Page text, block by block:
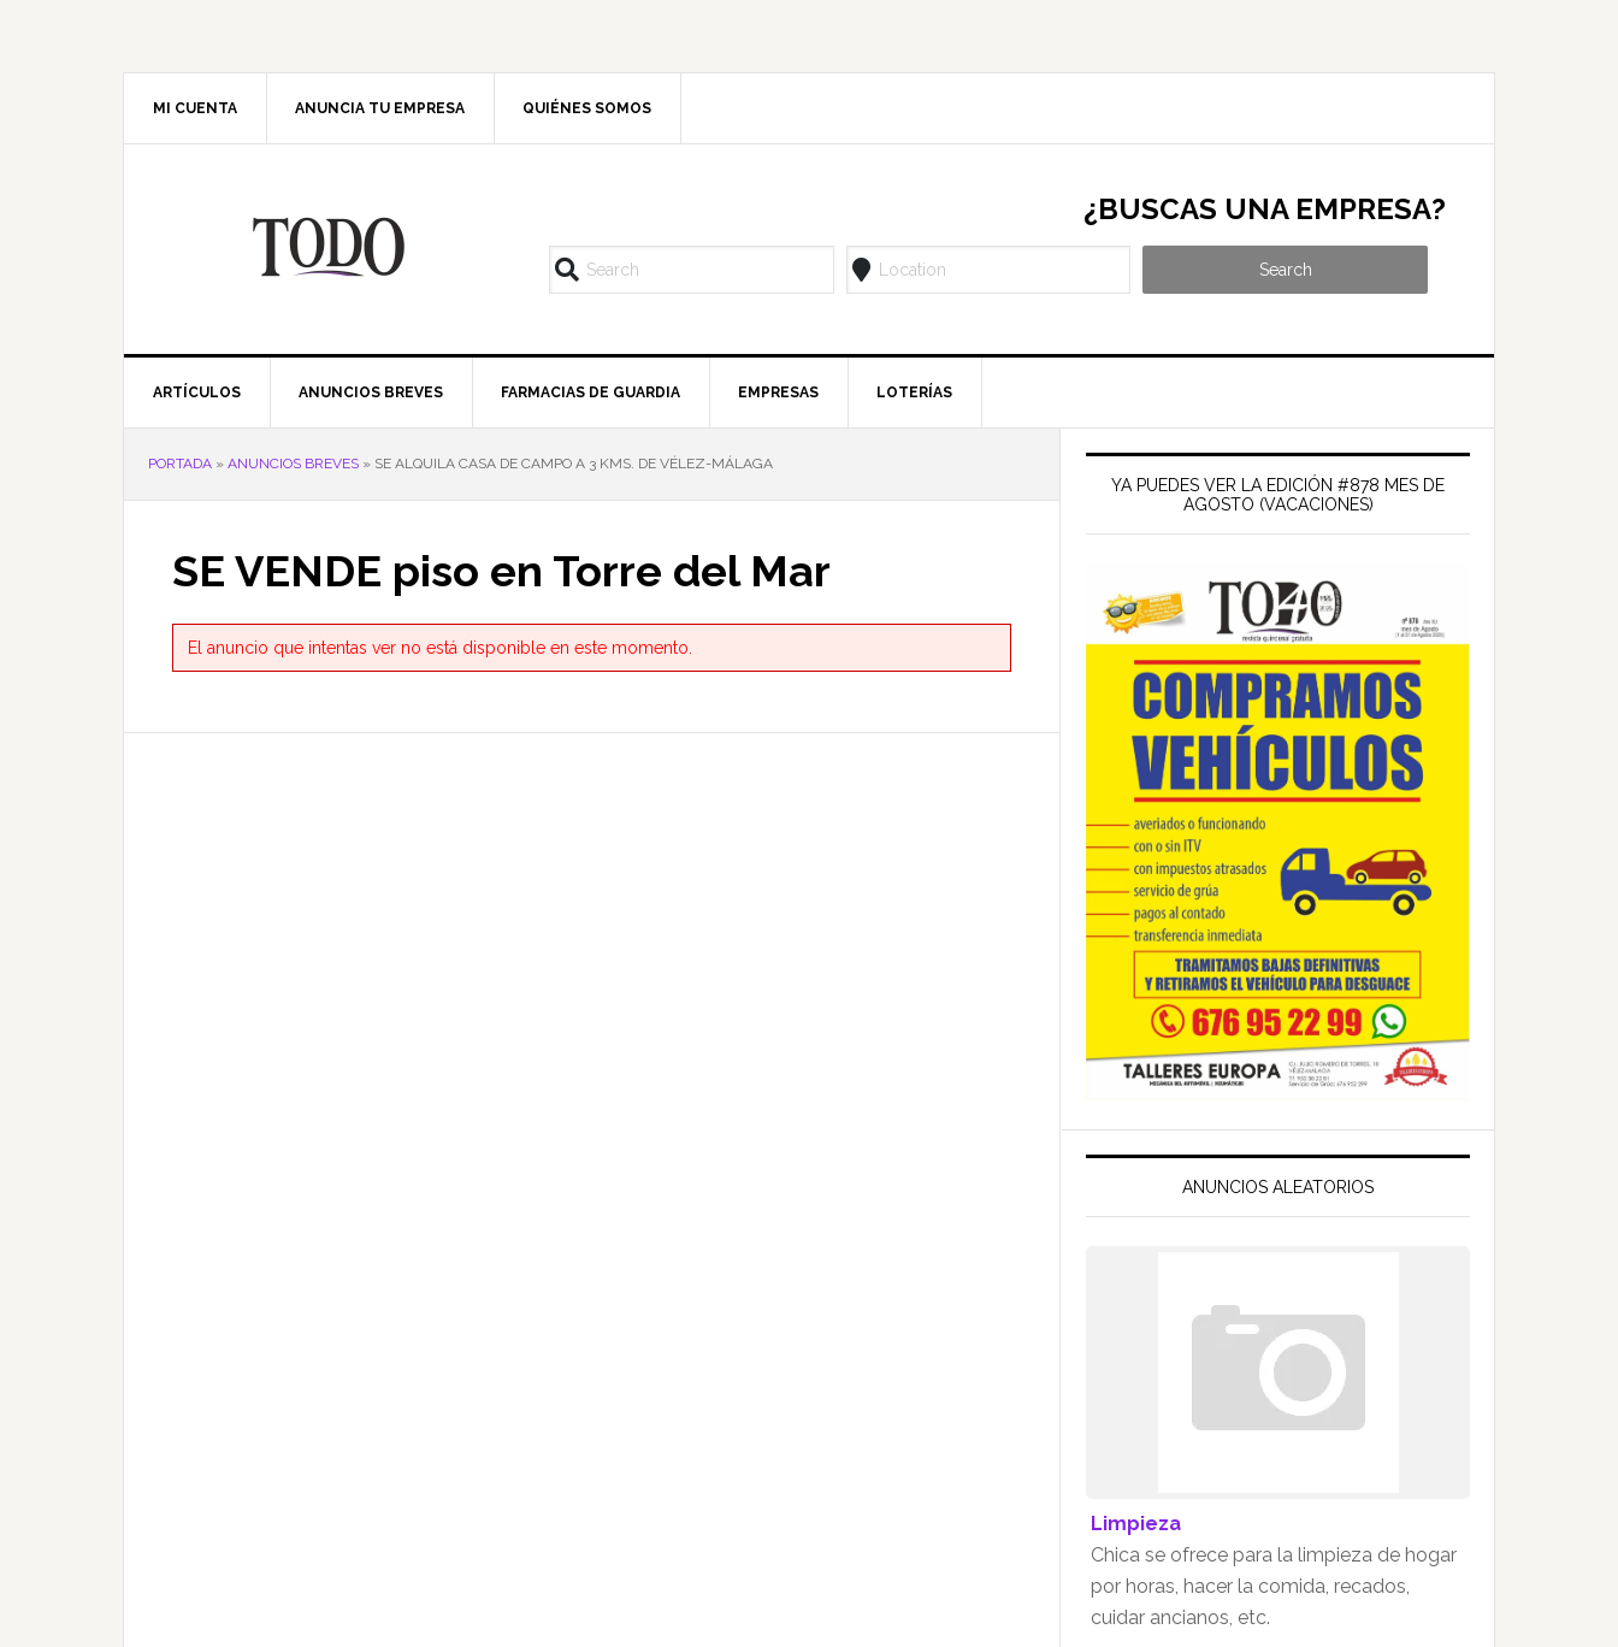
MI CUENTA ANUNCIA TU EMPRESA QUIÉNES SOMOS
¿BUSCAS UNA EMPRESA?
Search
ARTÍCULOS ANUNCIOS BREVES FARMACIAS DE GUARDIA EMPRESAS LOTERÍAS
PORTADA » ANUNCIOS BREVES » SE ALQUILA CASA DE CAMPO A 3 KMS. DE VÉLEZ-MÁLAGA
SE VENDE piso en Torre del Mar
El anuncio que intentas ver no está disponible en este momento.
Barra
lateral
principal
YA PUEDES VER LA EDICIÓN #878 MES DE
AGOSTO (VACACIONES)
ANUNCIOS ALEATORIOS
Limpieza
Chica se ofrece para la limpieza de hogar
por horas, hacer la comida, recados,
cuidar ancianos, etc.